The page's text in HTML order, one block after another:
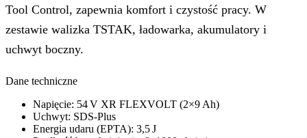
Tool Control, zapewnia komfort i czystość pracy. W
zestawie walizka TSTAK, ładowarka, akumulatory i
uchwyt boczny.
Dane techniczne
Napięcie: 54 V XR FLEXVOLT (2×9 Ah)
Uchwyt: SDS‑Plus
Energia udaru (EPTA): 3,5 J